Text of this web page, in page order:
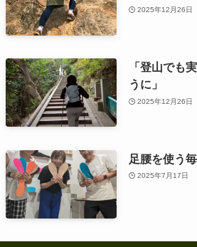
2025年12月26日
「登山でも
うに」
2025年12月26日
足腰を使う
2025年7月17日